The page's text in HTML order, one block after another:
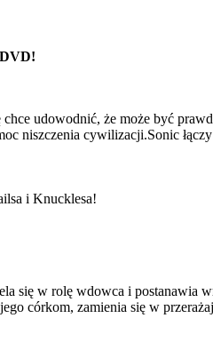
udowodnić, że może być
niszczenia cywilizacji.Sonic
i Knucklesa!
się w rolę wdowca i
córkom, zamienia się w